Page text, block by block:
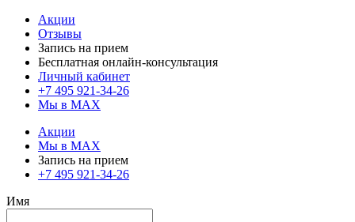
Акции
Отзывы
Запись на прием
Бесплатная онлайн-консультация
Личный кабинет
+7 495 921-34-26
Мы в MAX
Акции
Мы в MAX
Запись на прием
+7 495 921-34-26
Имя